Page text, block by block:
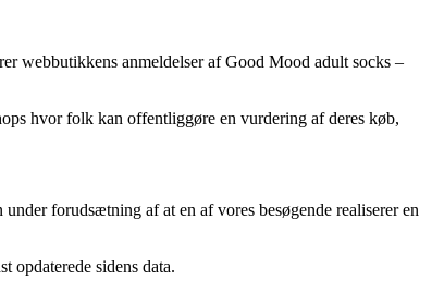
webbutikkens anmeldelser af Good Mood adult socks –
hvor folk kan offentliggøre en vurdering af deres køb,
forudsætning af at en af vores besøgende realiserer en
opdaterede sidens data.